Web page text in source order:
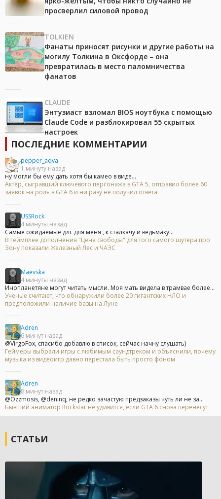
просверлил силовой провод
TOLKIEN
Фанаты приносят рисунки и другие работы на
могилу Толкина в Оксфорде – она
превратилась в место паломничества
фанатов
CLAUDE
Энтузиаст взломал BIOS ноутбука с помощью
Claude Code и разблокировал 55 скрытых
настроек
ПОСЛЕДНИЕ КОММЕНТАРИИ
pepper_aqva
1 минуту назад
ну могли бы ему дать хотя бы камео в виде...
Актёр, сыгравший ключевого персонажа в GTA 5, отправил более 60
заявок на роль в GTA 6 и ни разу не получил ответа
USSRock
4 минуты назад
Самые ожидаемые длс для меня , к сталкачу и ведьмаку...
В геймплее дополнения "Цена свободы" для того самого шутера про
Зону показали Железный Лес и ЧАЭС
Maevska
4 минуты назад
Инопланетяне могут читать мысли. Моя мать видела в трамвае более...
Учёные считают, что обнаружили более 20 гигантских НЛО и
предположили наличие базы на Луне
Adren
6 минут назад
@VirgoFox, спасибо добавлю в список, сейчас начну слушать)
Геймеры выбрали игры с любимым саундтреком и объяснили, почему
музыка из видеоигр давно перестала быть просто фоном
Adren
8 минут назад
@Ozzmosis, @deninq, не редко зачастую предзаказы чуть ли не за...
Бывший аниматор Rockstar не удивится, если GTA 6 снова перенесут
СТАТЬИ